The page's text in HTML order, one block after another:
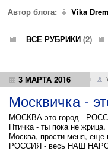
Автор блога: Vika
ВСЕ РУБРИКИ (2)
3 МАРТА 2016
Москвичка -
МОСКВА это город -
Птичка - ты пока не жрица.
Москва, прости меня,
РОССИЯ - весь НАШ